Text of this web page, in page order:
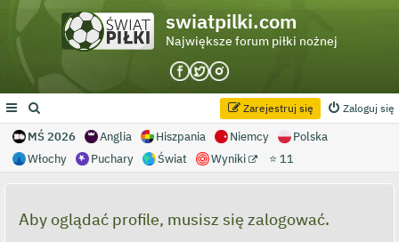
swiatpilki.com
Największe forum piłki nożnej
Zaloguj się
Zarejestruj się
MŚ 2026 Anglia Hiszpania Niemcy
Polska
Włochy
Puchary Świat Wyniki ⭐ 11
Aby oglądać profile, musisz się zalogować.